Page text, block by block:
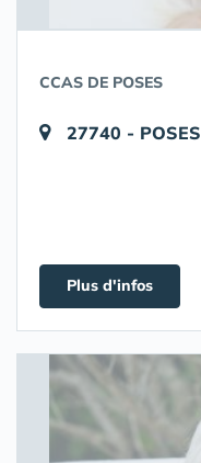
CCAS DE POSES
27740 - POSES
Plus d'infos